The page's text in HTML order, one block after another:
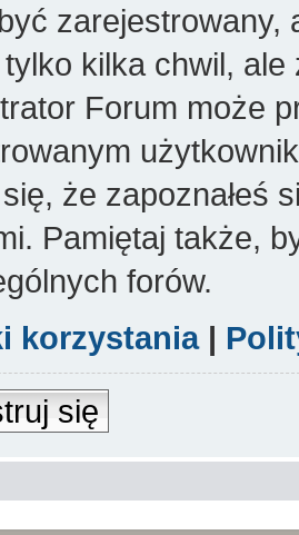
zarejestrowany,
kilka chwil,
Forum może
że zapoznałeś
Pamiętaj także,
forów.
korzystania|
się